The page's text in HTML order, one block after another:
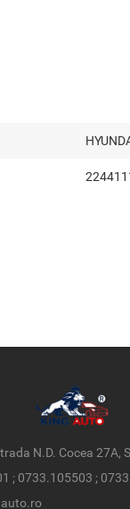
N.D. Cocea 27A,
; 0733.105503 ;